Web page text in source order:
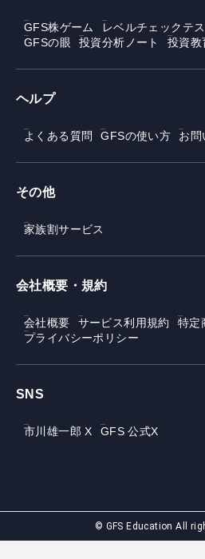
GFS株ゲーム レベルチェックテス
GFSの眼
投資分析ノート 投資教
ヘルプ
よくある質問 GFSの使い方 お問
その他
家族割サービス
会社概要・規約
会社概要 サービス利用規約
特定
プライバシーポリシー
SNS
市川雄一郎 X GFS 公式X
© GFS Education All